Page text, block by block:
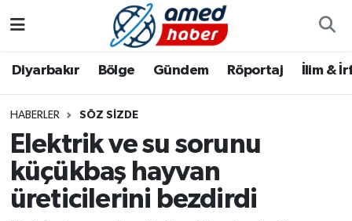
Diyarbakır Bölge Gündem Röportaj İlim &
HABERLER SÖZ SIZDE
Elektrik ve su sorunu
küçükbaş hayvan
üreticilerini bezdirdi
Bölge
Röportaj
Foto Galeri
Aile
Asayiş
Bilim & Teknoloji
Diyarbakır Hava Durumu
Diyarbakır Namaz Vakitleri
Diyarbakır Trafik Yoğunluk Haritası